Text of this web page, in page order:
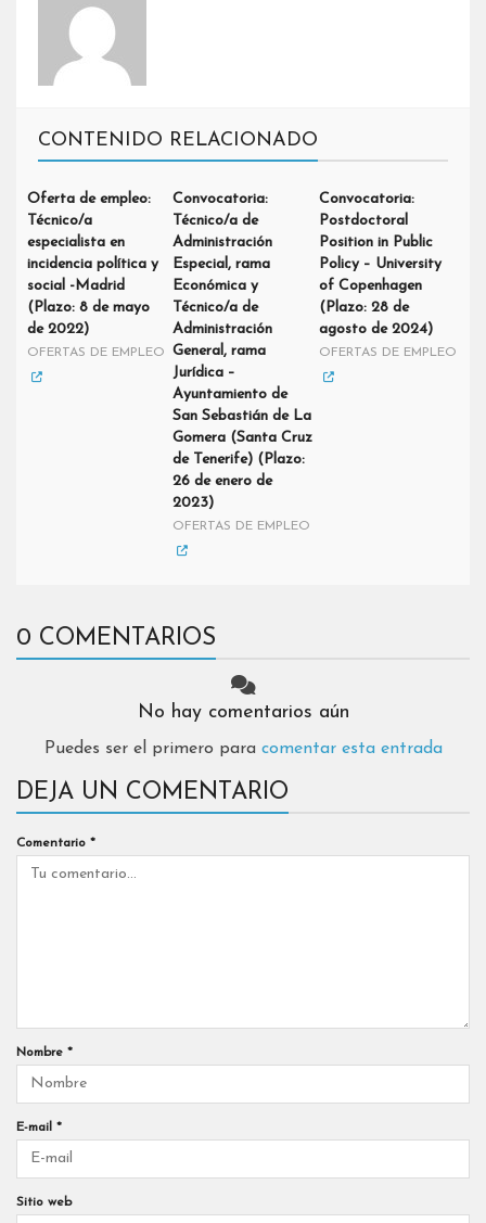
CONTENIDO RELACIONADO
Oferta de empleo:
Técnico/a
especialista en
incidencia política y
social -Madrid
(Plazo: 8 de mayo
de 2022)
OFERTAS DE EMPLEO
Convocatoria:
Técnico/a de
Administración
Especial, rama
Económica y
Técnico/a de
Administración
General, rama
Jurídica –
Ayuntamiento de
San Sebastián de La
Gomera (Santa Cruz
de Tenerife) (Plazo:
26 de enero de
2023)
OFERTAS DE EMPLEO
Convocatoria:
Postdoctoral
Position in Public
Policy – University
of Copenhagen
(Plazo: 28 de
agosto de 2024)
OFERTAS DE EMPLEO
0 COMENTARIOS
No hay comentarios aún
Puedes ser el primero para comentar esta entrada
DEJA UN COMENTARIO
Comentario *
Nombre *
E-mail *
Sitio web